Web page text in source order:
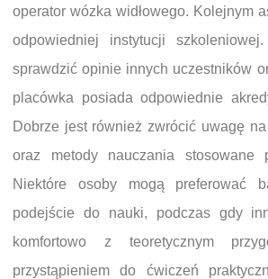
operator wózka widłowego. Kolejnym
odpowiedniej instytucji
sprawdzić opinie innych uczestników
placówka posiada odpowiednie
Dobrze jest również zwrócić uwagę
oraz metody nauczania stosowane
Niektóre osoby mogą preferować
podejście do nauki, podczas gdy
komfortowo z teoretycznym
przystąpieniem do ćwiczeń